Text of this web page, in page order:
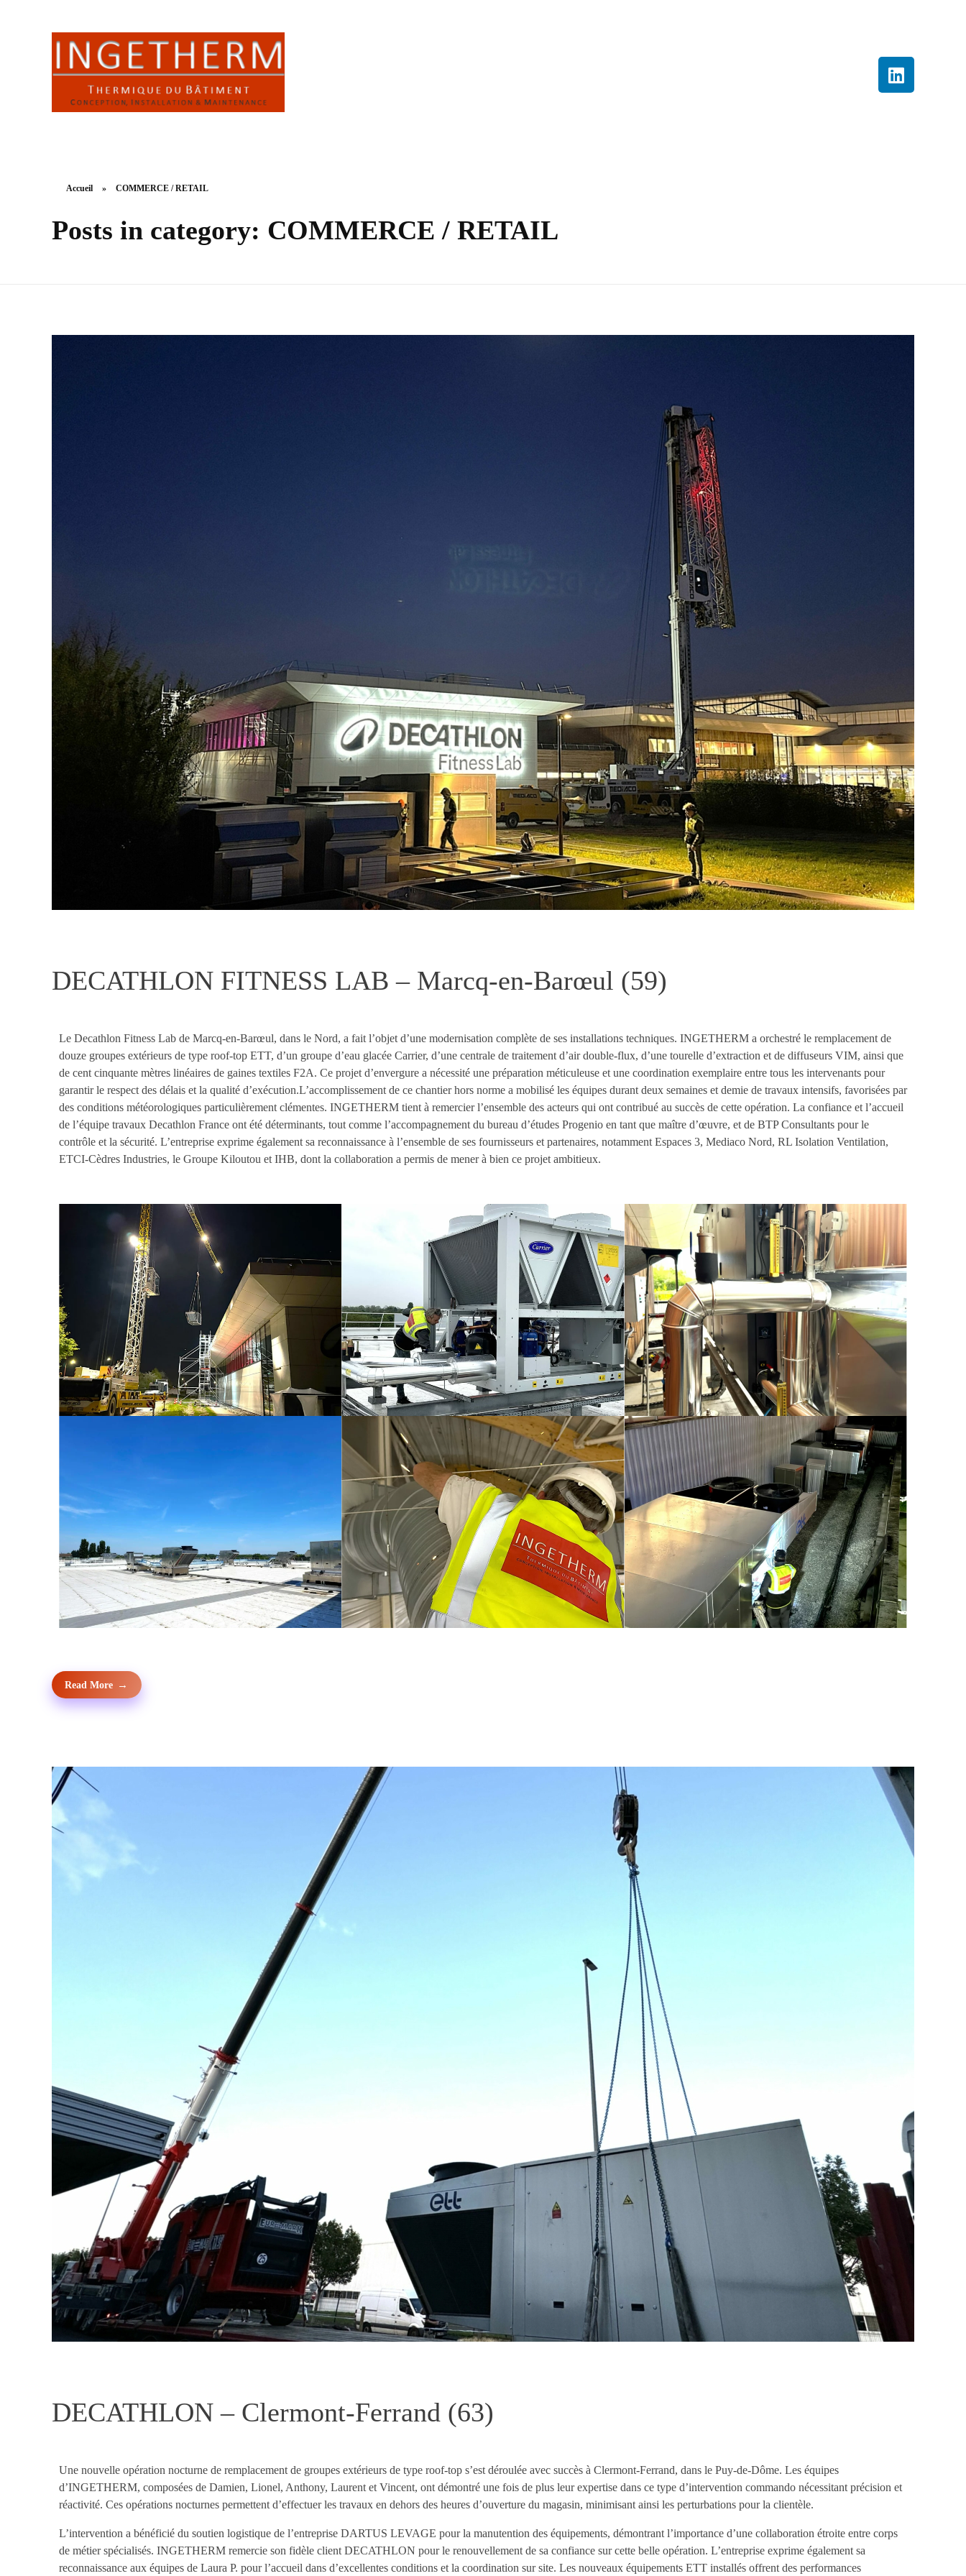
Accueil » COMMERCE / RETAIL
Posts in category: COMMERCE / RETAIL
DECATHLON FITNESS LAB – Marcq-en-Barœul (59)
Le Decathlon Fitness Lab de Marcq-en-Barœul, dans le Nord, a fait l’objet d’une modernisation complète de ses installations techniques. INGETHERM a orchestré le remplacement de
douze groupes extérieurs de type roof-top ETT, d’un groupe d’eau glacée Carrier, d’une centrale de traitement d’air double-flux, d’une tourelle d’extraction et de diffuseurs VIM, ainsi que
de cent cinquante mètres linéaires de gaines textiles F2A. Ce projet d’envergure a nécessité une préparation méticuleuse et une coordination exemplaire entre tous les intervenants pour
garantir le respect des délais et la qualité d’exécution.L’accomplissement de ce chantier hors norme a mobilisé les équipes durant deux semaines et demie de travaux intensifs, favorisées par
des conditions météorologiques particulièrement clémentes. INGETHERM tient à remercier l’ensemble des acteurs qui ont contribué au succès de cette opération. La confiance et l’accueil
de l’équipe travaux Decathlon France ont été déterminants, tout comme l’accompagnement du bureau d’études Progenio en tant que maître d’œuvre, et de BTP Consultants pour le
contrôle et la sécurité. L’entreprise exprime également sa reconnaissance à l’ensemble de ses fournisseurs et partenaires, notamment Espaces 3, Mediaco Nord, RL Isolation Ventilation,
ETCI-Cèdres Industries, le Groupe Kiloutou et IHB, dont la collaboration a permis de mener à bien ce projet ambitieux.
Read More
DECATHLON – Clermont-Ferrand (63)
Une nouvelle opération nocturne de remplacement de groupes extérieurs de type roof-top s’est déroulée avec succès à Clermont-Ferrand, dans le Puy-de-Dôme. Les équipes
d’INGETHERM, composées de Damien, Lionel, Anthony, Laurent et Vincent, ont démontré une fois de plus leur expertise dans ce type d’intervention commando nécessitant précision et
réactivité. Ces opérations nocturnes permettent d’effectuer les travaux en dehors des heures d’ouverture du magasin, minimisant ainsi les perturbations pour la clientèle.
L’intervention a bénéficié du soutien logistique de l’entreprise DARTUS LEVAGE pour la manutention des équipements, démontrant l’importance d’une collaboration étroite entre corps
de métier spécialisés. INGETHERM remercie son fidèle client DECATHLON pour le renouvellement de sa confiance sur cette belle opération. L’entreprise exprime également sa
reconnaissance aux équipes de Laura P. pour l’accueil dans d’excellentes conditions et la coordination sur site. Les nouveaux équipements ETT installés offrent des performances